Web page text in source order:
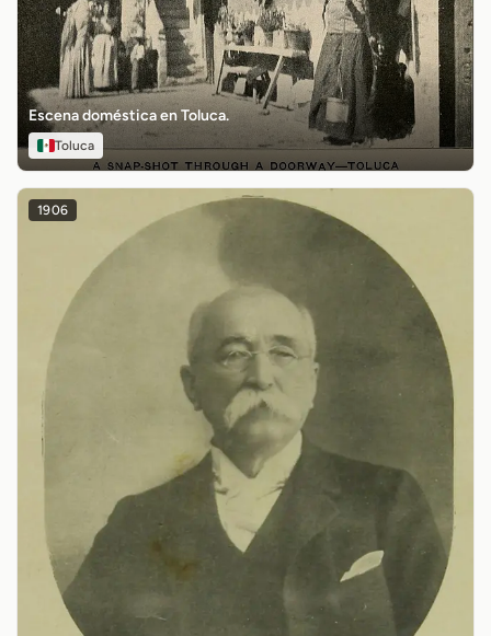
Escena doméstica en Toluca.
Toluca
1906